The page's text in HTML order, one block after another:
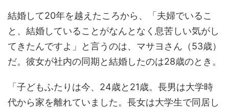
結婚して20年を越えたころから、「夫婦でいるこ
と、結婚していることがなんとなく息苦しい気がし
てきたんですよ」と言うのは、マサヨさん（53歳）
だ。彼女が社内の同期と結婚したのは28歳のとき。
「子どもふたりは今、24歳と21歳。長男は大学時
代から家を離れていました。長女は大学生で同居し